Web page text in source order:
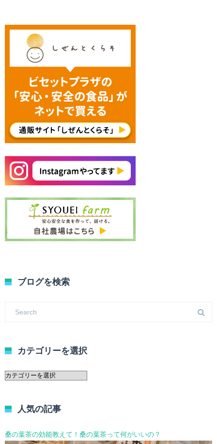
ブログを検索
カテゴリーを選択
カ
ー
選
択
人気の記事
桑の葉茶の効能教えて！桑の葉茶って何がいいの？